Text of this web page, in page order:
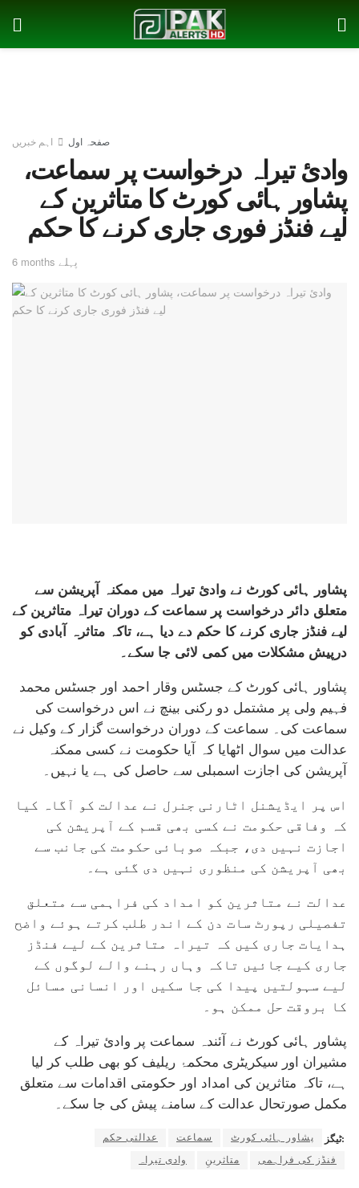
صفحہ اول اہم خبریں
وادیٔ تیراہ درخواست پر سماعت،
پشاور ہائی کورٹ کا متاثرین کے
لیے فنڈز فوری جاری کرنے کا حکم
6 months پہلے
پشاور ہائی کورٹ نے وادیٔ تیراہ میں ممکنہ آپریشن سے
متعلق دائر درخواست پر سماعت کے دوران تیراہ متاثرین کے
لیے فنڈز جاری کرنے کا حکم دے دیا ہے، تاکہ متاثرہ آبادی کو
درپیش مشکلات میں کمی لائی جا سکے۔
پشاور ہائی کورٹ کے جسٹس وقار احمد اور جسٹس محمد
فہیم ولی پر مشتمل دو رکنی بینچ نے اس درخواست کی
سماعت کی۔ سماعت کے دوران درخواست گزار کے وکیل نے
عدالت میں سوال اٹھایا کہ آیا حکومت نے کسی ممکنہ
آپریشن کی اجازت اسمبلی سے حاصل کی ہے یا نہیں۔
اس پر ایڈیشنل اٹارنی جنرل نے عدالت کو آگاہ کیا
کہ وفاقی حکومت نے کسی بھی قسم کے آپریشن کی
اجازت نہیں دی، جبکہ صوبائی حکومت کی جانب سے
بھی آپریشن کی منظوری نہیں دی گئی ہے۔
عدالت نے متاثرین کو امداد کی فراہمی سے متعلق
تفصیلی رپورٹ سات دن کے اندر طلب کرتے ہوئے واضح
ہدایات جاری کیں کہ تیراہ متاثرین کے لیے فنڈز
جاری کیے جائیں تاکہ وہاں رہنے والے لوگوں کے
لیے سہولتیں پیدا کی جا سکیں اور انسانی مسائل
کا بروقت حل ممکن ہو۔
پشاور ہائی کورٹ نے آئندہ سماعت پر وادیٔ تیراہ کے
مشیران اور سیکریٹری محکمۂ ریلیف کو بھی طلب کر لیا
ہے، تاکہ متاثرین کی امداد اور حکومتی اقدامات سے متعلق
مکمل صورتحال عدالت کے سامنے پیش کی جا سکے۔
ٹیگز: پشاور ہائی کورٹ سماعت
عدالتی حکم
فنڈز کی فراہمی
متاثرینِ وادی تیراہ